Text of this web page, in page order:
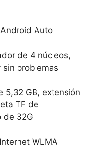
Auto
de 4 núcleos,
sin problemas
5,32 GB, extensión
TF de
de 32G
WLMA